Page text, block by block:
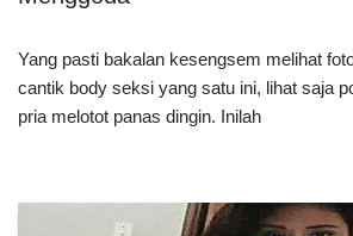
Yang pasti bakalan kesengsem melihat
cantik body seksi yang satu ini, lihat saja
pria melotot panas dingin. Inilah